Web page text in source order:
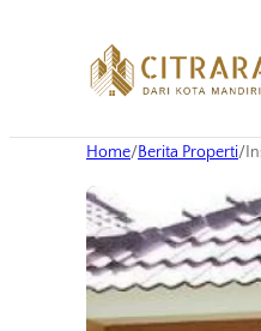
Home/Berita Properti/